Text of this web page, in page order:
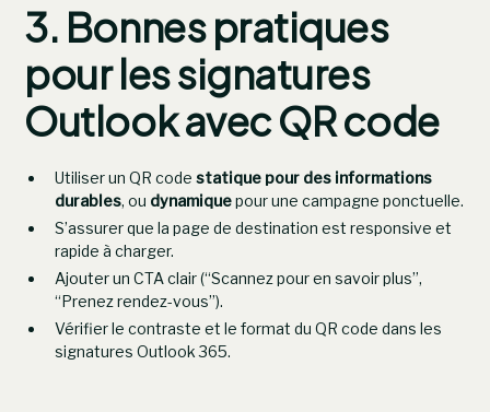
3. Bonnes pratiques
pour les signatures
Outlook avec QR code
Utiliser un QR codestatique pour des informations
durables, ou dynamiquepour une campagne ponctuelle.
S’assurer que la page de destination est responsive et
rapide à charger.
Ajouter un CTA clair (“Scannez pour en savoir plus”,
“Prenez rendez-vous”).
Vérifier le contraste et le format du QR code dans les
signatures Outlook 365.